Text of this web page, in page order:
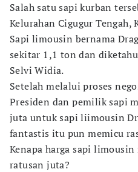
Salah satu sapi kurban
Kelurahan Cigugur Tengah,
Sapi limousin bernama
sekitar 1,1 ton dan
Selvi Widia.
Setelah melalui proses
Presiden dan pemilik sapi
juta untuk sapi liimousin
fantastis itu pun memicu
Kenapa harga sapi
ratusan juta?